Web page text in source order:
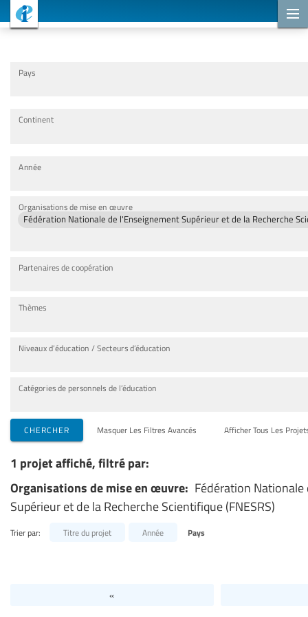
Pays
Continent
Année
Organisations de mise en œuvre
Fédération Nationale de l'Enseignement Supérieur et de la Recherche
Partenaires de coopération
Thèmes
Niveaux d’éducation / Secteurs d’éducation
Catégories de personnels de l’éducation
CHERCHER Masquer Les Filtres Avancés Afficher Tous Les
1 projet affiché, filtré par:
Organisations de mise en œuvre: Fédération
Supérieur et de la Recherche Scientifique (FNESRS)
Trier par: Titre du projet Année Pays
«